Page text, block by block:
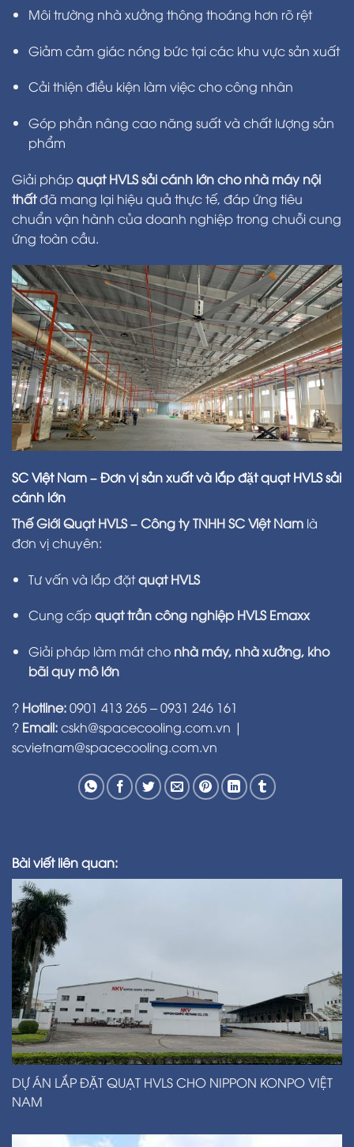
Môi trường nhà xưởng thông thoáng hơn rõ rệt
Giảm cảm giác nóng bức tại các khu vực sản xuất
Cải thiện điều kiện làm việc cho công nhân
Góp phần nâng cao năng suất và chất lượng sản
phẩm
Giải phápquạt HVLS sải cánh lớn cho nhà máy nội
thấtđã mang lại hiệu quả thực tế, đáp ứng tiêu
chuẩn vận hành của doanh nghiệp trong chuỗi cung
ứng toàn cầu.
SC Việt Nam – Đơn vị sản xuất và lắp đặt quạt HVLS sải
cánh lớn
Thế Giới Quạt HVLS – Công ty TNHH SC Việt Nam là
đơn vị chuyên:
Tư vấn và lắp đặtquạt HVLS
Cung cấpquạt trần công nghiệp HVLS Emaxx
Giải pháp làm mát cho nhà máy, nhà xưởng, kho
bãi quy mô lớn
? Hotline:0901 413 265 – 0931 246 161
? Email:cskh@spacecooling.com.vn |
scvietnam@spacecooling.com.vn
Bài viết liên quan:
DỰ ÁN LẮP ĐẶT QUẠT HVLS CHO NIPPON KONPO VIỆT
NAM